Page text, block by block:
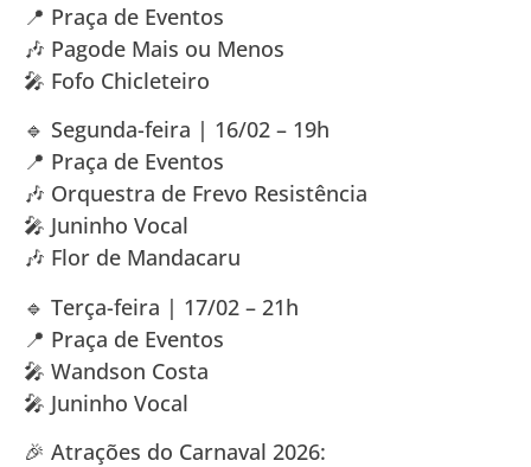
📍 Praça de Eventos
🎶 Pagode Mais ou Menos
🎤 Fofo Chicleteiro
🔹 Segunda-feira | 16/02 – 19h
📍 Praça de Eventos
🎶 Orquestra de Frevo Resistência
🎤 Juninho Vocal
🎶 Flor de Mandacaru
🔹 Terça-feira | 17/02 – 21h
📍 Praça de Eventos
🎤 Wandson Costa
🎤 Juninho Vocal
🎉 Atrações do Carnaval 2026: